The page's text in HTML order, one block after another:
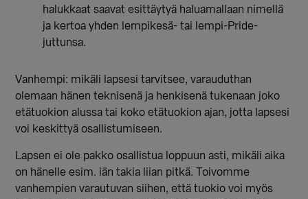
halukkaat saavat esittäytyä haluamallaan nimellä
ja kertoa yhden lempikesä- tai lempi-Pride-
juttunsa.
Vanhempi: mikäli lapsesi tarvitsee, varauduthan
olemaan hänen teknisenä ja henkisenä tukenaan joko
etätuokion alussa tai koko etätuokion ajan, jotta lapsesi
voi keskittyä osallistumiseen.
Lapsen ei ole pakko osallistua loppuun asti, mikäli aika
on hänelle esim. iän takia liian pitkä. Toivomme
vanhempien varautuvan siihen, että tuokio voi myös